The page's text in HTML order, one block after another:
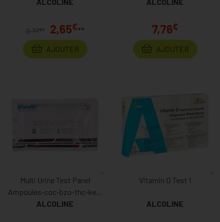
2,77€ * 2,65€**
AJOUTER
7,76€
AJOUTER
Multi Urine Test Panel
Ampoules-coc-bzo-thc-ket-
etg 1
ALCOLINE
Vitamin D Test 1
ALCOLINE